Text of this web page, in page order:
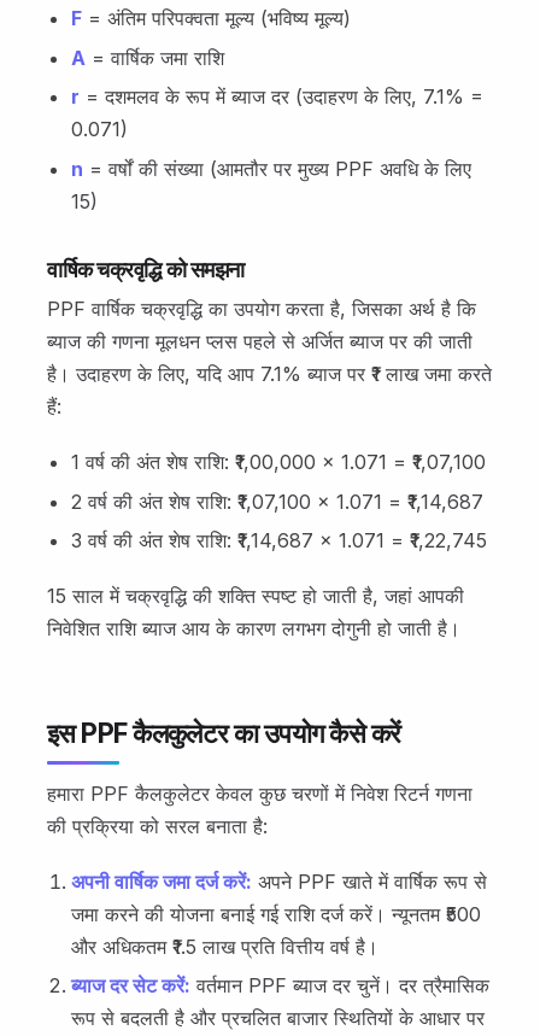
F = अंतिम परिपक्वता मूल्य (भविष्य मूल्य)
A = वार्षिक जमा राशि
r = दशमलव के रूप में ब्याज दर (उदाहरण के लिए, 7.1% =
0.071)
n = वर्षों की संख्या (आमतौर पर मुख्य PPF अवधि के लिए
15)
वार्षिक चक्रवृद्धि को समझना
PPF वार्षिक चक्रवृद्धि का उपयोग करता है, जिसका अर्थ है कि
ब्याज की गणना मूलधन प्लस पहले से अर्जित ब्याज पर की जाती
है। उदाहरण के लिए, यदि आप 7.1% ब्याज पर ₹1 लाख जमा करते
हैं:
1 वर्ष की अंत शेष राशि: ₹1,00,000 × 1.071 = ₹1,07,100
2 वर्ष की अंत शेष राशि: ₹1,07,100 × 1.071 = ₹1,14,687
3 वर्ष की अंत शेष राशि: ₹1,14,687 × 1.071 = ₹1,22,745
15 साल में चक्रवृद्धि की शक्ति स्पष्ट हो जाती है, जहां आपकी
निवेशित राशि ब्याज आय के कारण लगभग दोगुनी हो जाती है।
इस PPF कैलकुलेटर का उपयोग कैसे करें
हमारा PPF कैलकुलेटर केवल कुछ चरणों में निवेश रिटर्न गणना
की प्रक्रिया को सरल बनाता है:
अपनी वार्षिक जमा दर्ज करें: अपने PPF खाते में वार्षिक रूप से
जमा करने की योजना बनाई गई राशि दर्ज करें। न्यूनतम ₹500
और अधिकतम ₹1.5 लाख प्रति वित्तीय वर्ष है।
ब्याज दर सेट करें: वर्तमान PPF ब्याज दर चुनें। दर त्रैमासिक
रूप से बदलती है और प्रचलित बाजार स्थितियों के आधार पर